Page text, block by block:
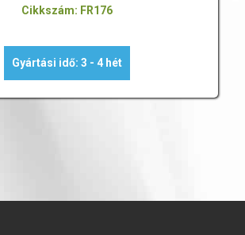
Cikkszám: FR176
Gyártási idő: 3 - 4 hét